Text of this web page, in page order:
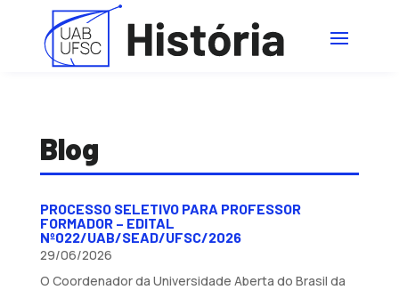
Blog
PROCESSO SELETIVO PARA PROFESSOR
FORMADOR – EDITAL
Nº022/UAB/SEAD/UFSC/2026
29/06/2026
O Coordenador da Universidade Aberta do Brasil da